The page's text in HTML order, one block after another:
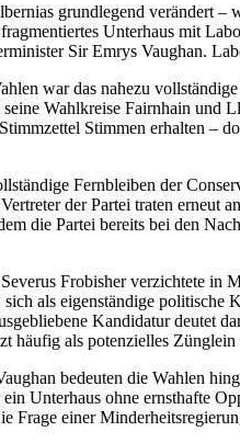
grundlegend verändert
Unterhaus mit
Sir Emrys Vaughan.
war das nahezu
Wahlkreise Fairnhain
Stimmen erhalten –
Fernbleiben der
der Partei traten erneut
die Partei bereits bei den
Frobisher verzichtete in
als eigenständige
Kandidatur deutet
häufig als potenzielles Zünglein
bedeuten die Wahlen
Unterhaus ohne ernsthafte
Frage einer